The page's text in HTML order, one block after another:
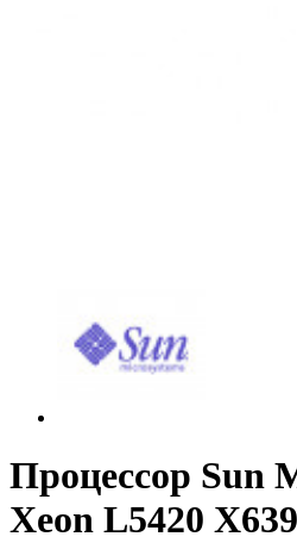
Процессор Sun
Xeon L5420